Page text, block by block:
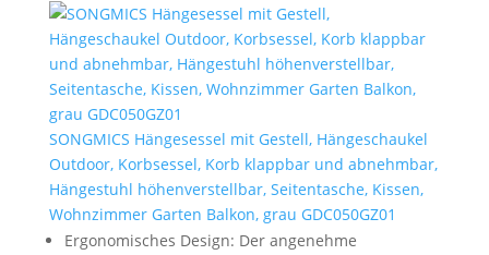
SONGMICS Hängesessel mit Gestell, Hängeschaukel
Outdoor, Korbsessel, Korb klappbar und abnehmbar,
Hängestuhl höhenverstellbar, Seitentasche, Kissen,
Wohnzimmer Garten Balkon, grau GDC050GZ01
Ergonomisches Design: Der angenehme